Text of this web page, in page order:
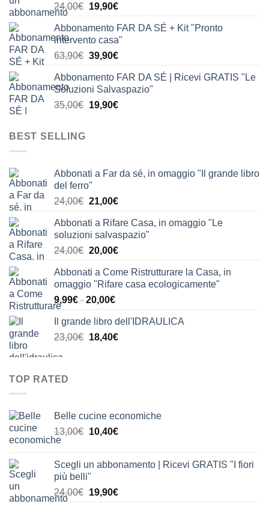
24,00€.19,90€.
24,00€ Il
originale
era:
24,00€.
19,90€Il
attuale
è:
19,90€.
Abbonamento FAR DA SÉ + Kit "Pronto
intervento casa"
63,90€ Il
originale
era:
63,90€.
39,90€Il
attuale
è:
39,90€.
Abbonamento FAR DA SÉ | Ricevi GRATIS "Le
Soluzioni Salvaspazio"
35,00€ Il
19,90€Il
BEST SELLING
Abbonati a Far da sé, in omaggio "Il grande libro
del ferro"
24,00€ Il
originale
era:
24,00€.
21,00€Il
attuale
è:
21,00€.
Abbonati a Rifare Casa, in omaggio "Le
soluzioni salvaspazio"
24,00€ Il
originale
era:
24,00€.
20,00€Il
attuale
è:
Abbonati a Come Ristrutturare la Casa, in
omaggio "Rifare casa ecologicamente"
9,99€ - 20,00€Fascia
prezzo:
da
Il grande libro dell'IDRAULICA
23,00€ Il
18,40€Il
TOP RATED
Belle cucine economiche
13,00€ Il
era:
10,40€Il
è:
Scegli un abbonamento | Ricevi GRATIS "I fiori
più belli"
24,00€ Il
19,90€Il